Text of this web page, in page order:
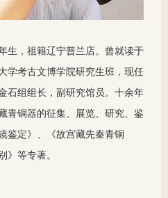
，祖籍辽宁普兰店。曾就读于
学考古文博学院研究生班，现任
石组组长，副研究馆员。十余年
青铜器的征集、展览、研究、鉴
鉴定》、《故宫藏先秦青铜
》等专著。